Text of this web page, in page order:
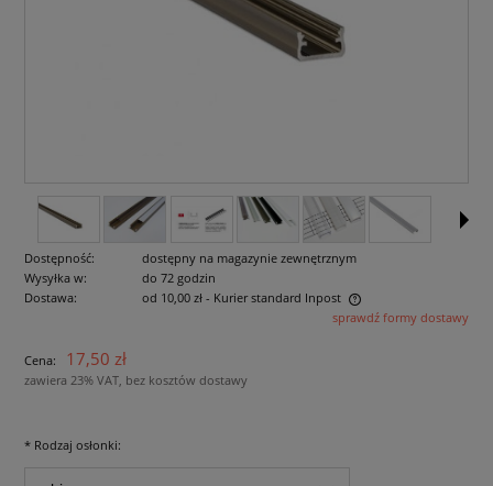
Dostępność:
dostępny na magazynie zewnętrznym
Wysyłka w:
do 72 godzin
Dostawa:
od 10,00 zł - Kurier standard Inpost
Cena nie zawiera ewentualnych kosztów płatnościsprawdź formy dostawy
Cena: 17,50 zł
zawiera 23% VAT, bez kosztów dostawy
* Rodzaj osłonki: